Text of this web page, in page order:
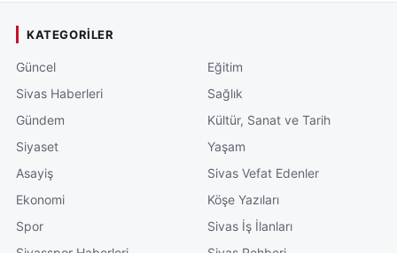
KATEGORILER
Güncel
Sivas Haberleri
Gündem
Siyaset
Asayiş
Ekonomi
Spor
Eğitim
Sağlık
Kültür, Sanat ve Tarih
Yaşam
Sivas Vefat Edenler
Köşe Yazıları
Sivas İş İlanları